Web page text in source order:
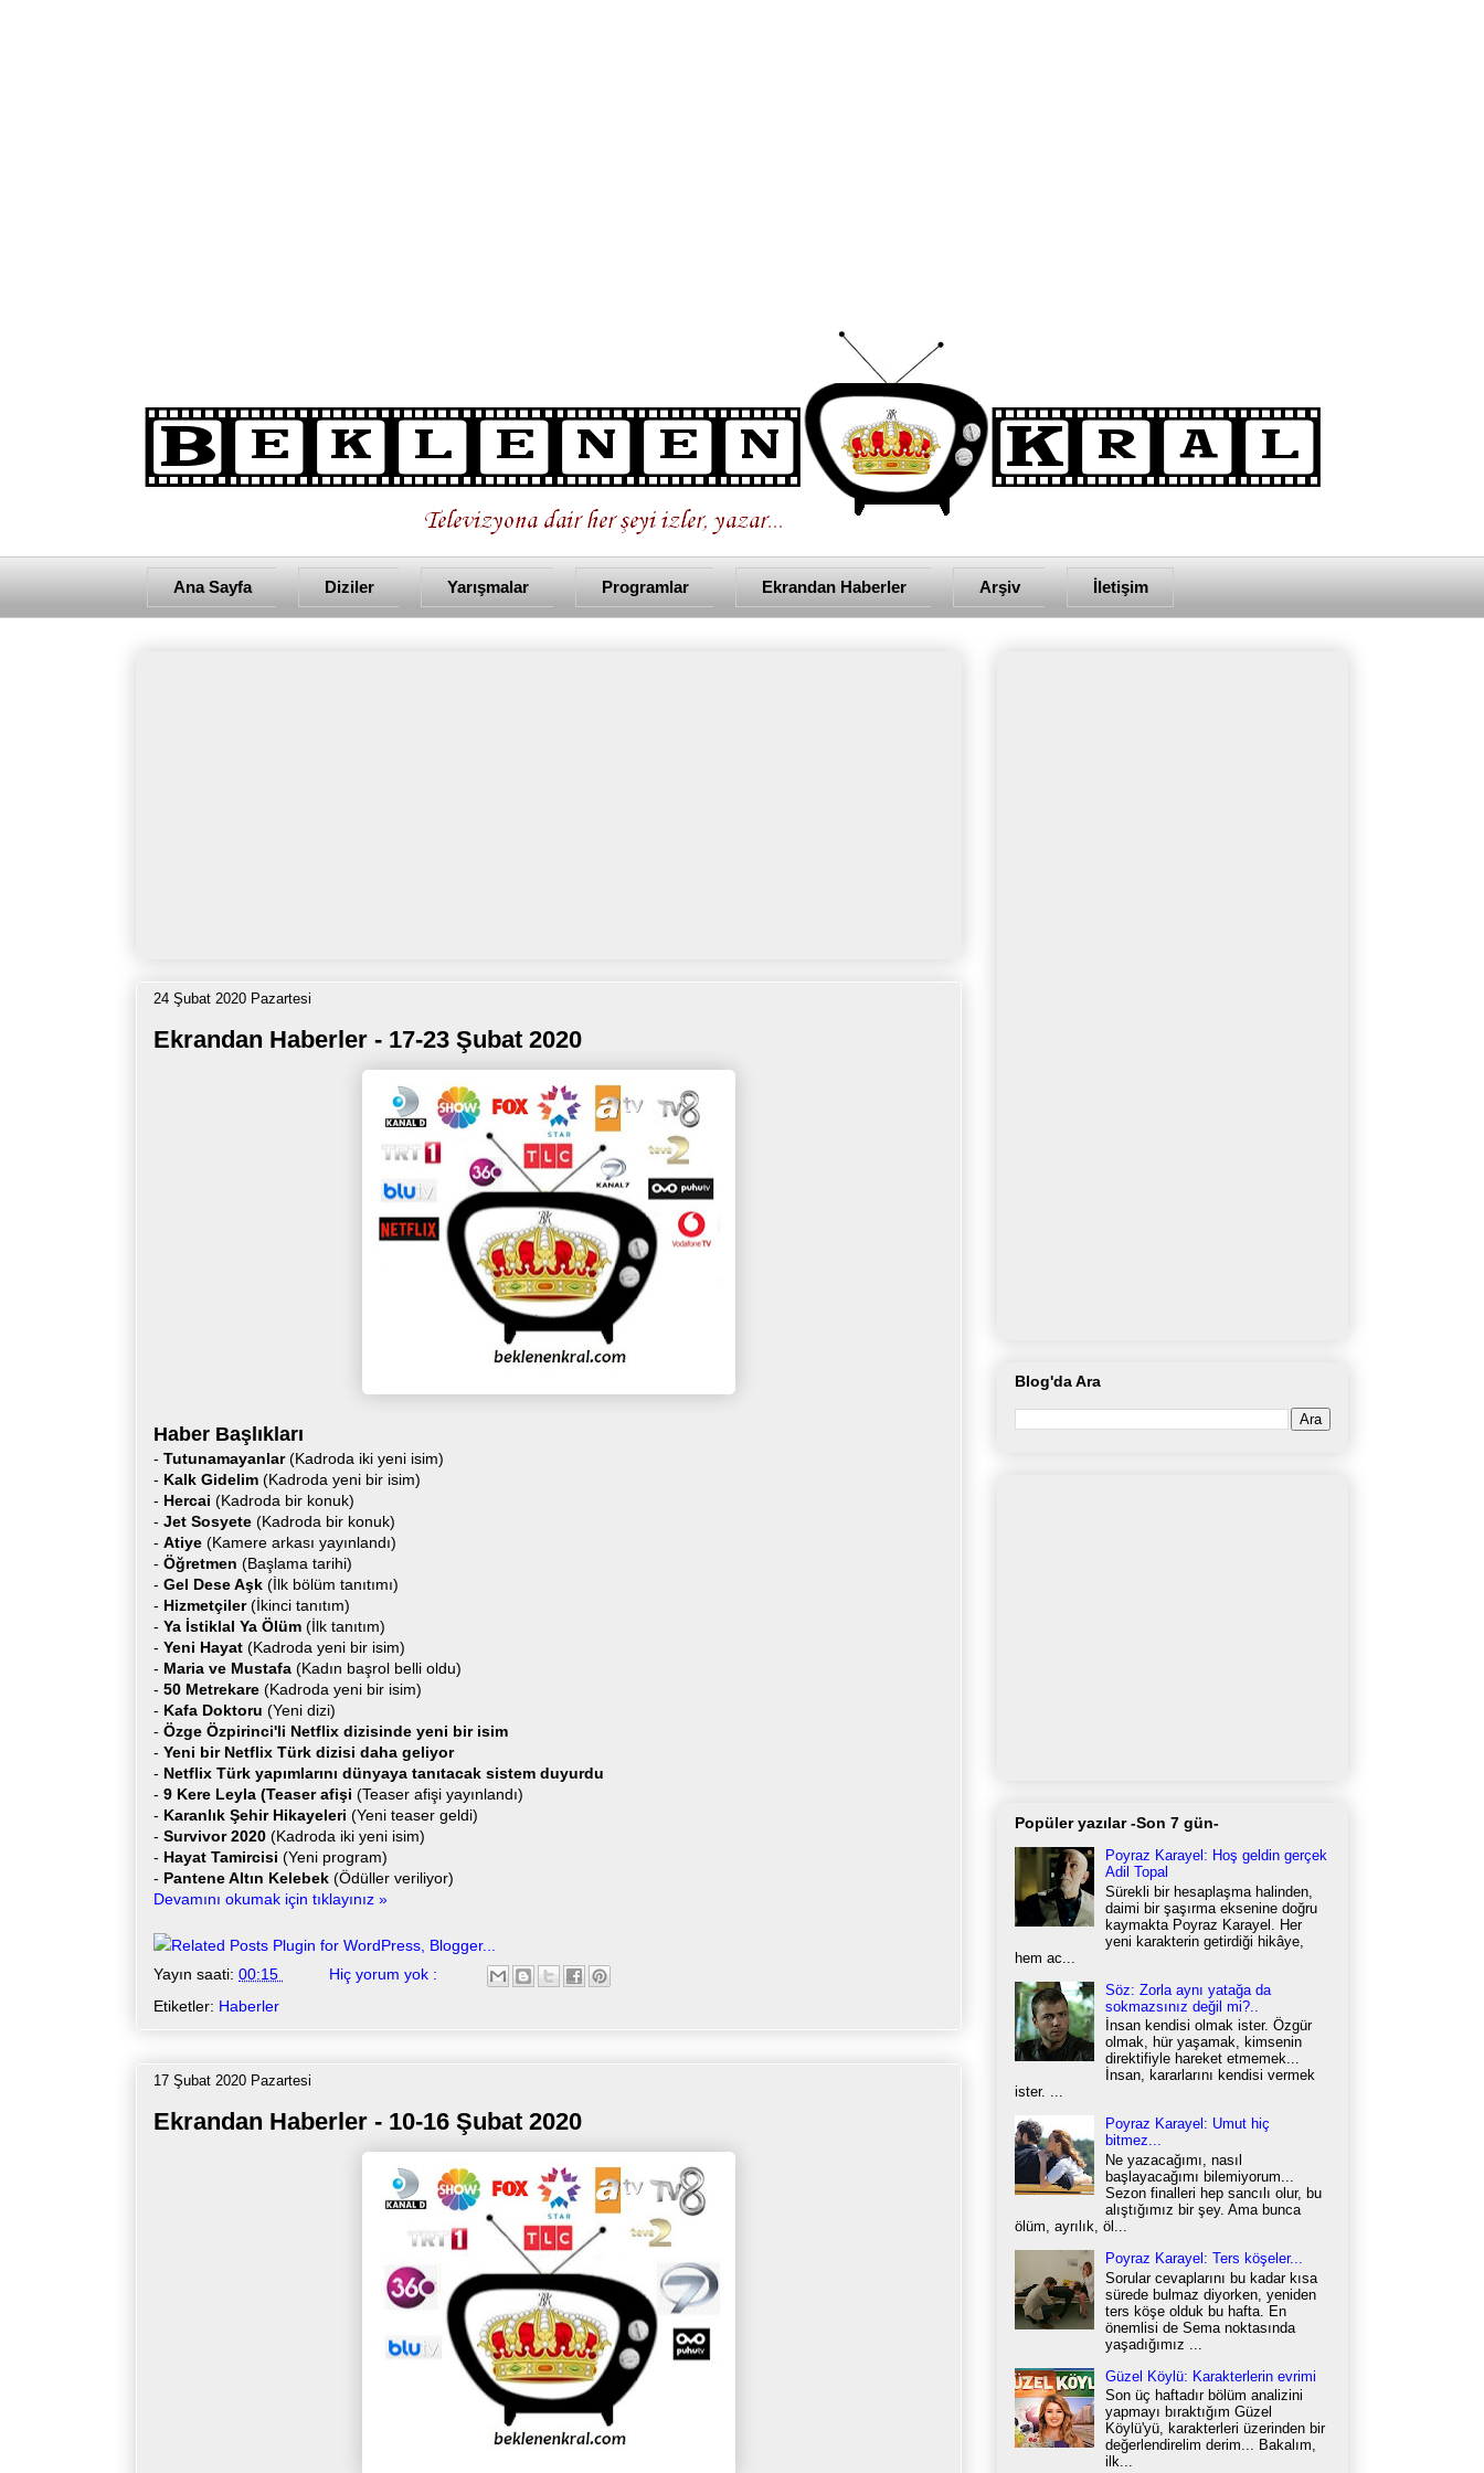
Ana Sayfa Diziler Yarışmalar Programlar Ekrandan Haberler Arşiv İletişim
24 Şubat 2020 Pazartesi
Ekrandan Haberler - 17-23 Şubat 2020
Haber Başlıkları
- Tutunamayanlar(Kadroda iki yeni isim)
- Kalk Gidelim (Kadroda yeni bir isim)
- Hercai (Kadroda bir konuk)
- Jet Sosyete (Kadroda bir konuk)
- Atiye (Kamere arkası yayınlandı)
- Öğretmen (Başlama tarihi)
- Gel Dese Aşk (İlk bölüm tanıtımı)
- Hizmetçiler(İkinci tanıtım)
- Ya İstiklal Ya Ölüm (İlk tanıtım)
- Yeni Hayat (Kadroda yeni bir isim)
- Maria ve Mustafa (Kadın başrol belli oldu)
- 50 Metrekare (Kadroda yeni bir isim)
- Kafa Doktoru (Yeni dizi)
- Özge Özpirinci'li Netflix dizisinde yeni bir isim
- Yeni bir Netflix Türk dizisi daha geliyor
- Netflix Türk yapımlarını dünyaya tanıtacak sistem duyurdu
- 9 Kere Leyla (Teaser afişi (Teaser afişi yayınlandı)
- Karanlık Şehir Hikayeleri (Yeni teaser geldi)
- Survivor 2020 (Kadroda iki yeni isim)
- Hayat Tamircisi (Yeni program)
- Pantene Altın Kelebek (Ödüller veriliyor)
Devamını okumak için tıklayınız »
Yayın saati: 00:15
Hiç yorum yok :
Etiketler: Haberler
17 Şubat 2020 Pazartesi
Ekrandan Haberler - 10-16 Şubat 2020
Blog'da Ara
Popüler yazılar -Son 7 gün-
Poyraz Karayel: Hoş geldin gerçek
Adil Topal
Sürekli bir hesaplaşma halinden,
daimi bir şaşırma eksenine doğru
kaymakta Poyraz Karayel. Her
yeni karakterin getirdiği hikâye,
hem ac...
Söz: Zorla aynı yatağa da
sokmazsınız değil mi?..
İnsan kendisi olmak ister. Özgür
olmak, hür yaşamak, kimsenin
direktifiyle hareket etmemek...
İnsan, kararlarını kendisi vermek
ister. ...
Poyraz Karayel: Umut hiç
bitmez...
Ne yazacağımı, nasıl
başlayacağımı bilemiyorum...
Sezon finalleri hep sancılı olur, bu
alıştığımız bir şey. Ama bunca
ölüm, ayrılık, öl...
Poyraz Karayel: Ters köşeler...
Sorular cevaplarını bu kadar kısa
sürede bulmaz diyorken, yeniden
ters köşe olduk bu hafta. En
önemlisi de Sema noktasında
yaşadığımız ...
Güzel Köylü: Karakterlerin evrimi
Son üç haftadır bölüm analizini
yapmayı bıraktığım Güzel
Köylü'yü, karakterleri üzerinden bir
değerlendirelim derim... Bakalım,
ilk...